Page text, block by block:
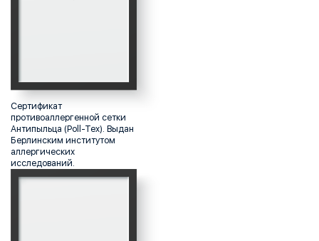
Сертификат
противоаллергенной сетки
Антипыльца (Poll-Tex). Выдан
Берлинским институтом
аллергических
исследований.